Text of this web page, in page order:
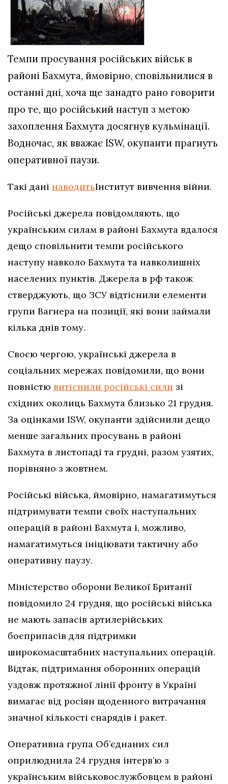
Темпи просування російських військ в
районі Бахмута, ймовірно, сповільнилися в
останні дні, хоча ще занадто рано говорити
про те, що російський наступ з метою
захоплення Бахмута досягнув кульмінації.
Водночас, як вважає ISW, окупанти прагнуть
оперативної паузи.
Такі дані наводитьІнститут вивчення війни.
Російські джерела повідомляють, що
українським силам в районі Бахмута вдалося
дещо сповільнити темпи російського
наступу навколо Бахмута та навколишніх
населених пунктів. Джерела в рф також
стверджують, що ЗСУ відтіснили елементи
групи Вагнера на позиції, які вони займали
кілька днів тому.
Своєю чергою, українські джерела в
соціальних мережах повідомили, що вони
повністю витіснили російські сили зі
східних околиць Бахмута близько 21 грудня.
За оцінками ISW, окупанти здійснили дещо
менше загальних просувань в районі
Бахмута в листопаді та грудні, разом узятих,
порівняно з жовтнем.
Російські війська, ймовірно, намагатимуться
підтримувати темпи своїх наступальних
операцій в районі Бахмута і, можливо,
намагатимуться ініціювати тактичну або
оперативну паузу.
Міністерство оборони Великої Британії
повідомило 24 грудня, що російські війська
не мають запасів артилерійських
боєприпасів для підтримки
широкомасштабних наступальних операцій.
Відтак, підтримання оборонних операцій
уздовж протяжної лінії фронту в Україні
вимагає від росіян щоденного витрачання
значної кількості снарядів і ракет.
Оперативна група Об’єднаних сил
оприлюднила 24 грудня інтерв’ю з
українським військовослужбовцем в районі